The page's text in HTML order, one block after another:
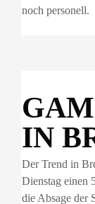
noch personell.
IN
Der Trend in
Dienstag einen
die Absage der